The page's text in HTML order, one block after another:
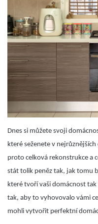
Dnes si můžete svoji
které seženete v
proto celková rekonstrukce a
stát tolik peněz tak, jak tomu
které tvoří vaši domácnost
tak, aby to vyhovovalo vámi
mohli vytvořit perfektní